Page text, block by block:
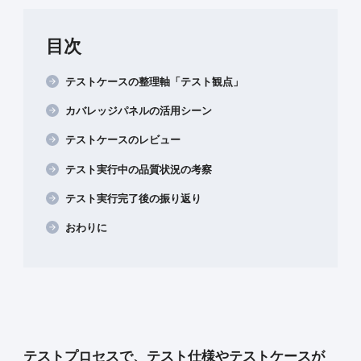
目次
テストケースの整理軸「テスト観点」
カバレッジパネルの活用シーン
テストケースのレビュー
テスト実行中の品質状況の考察
テスト実行完了後の振り返り
おわりに
テストプロセスで、テスト仕様やテストケースが